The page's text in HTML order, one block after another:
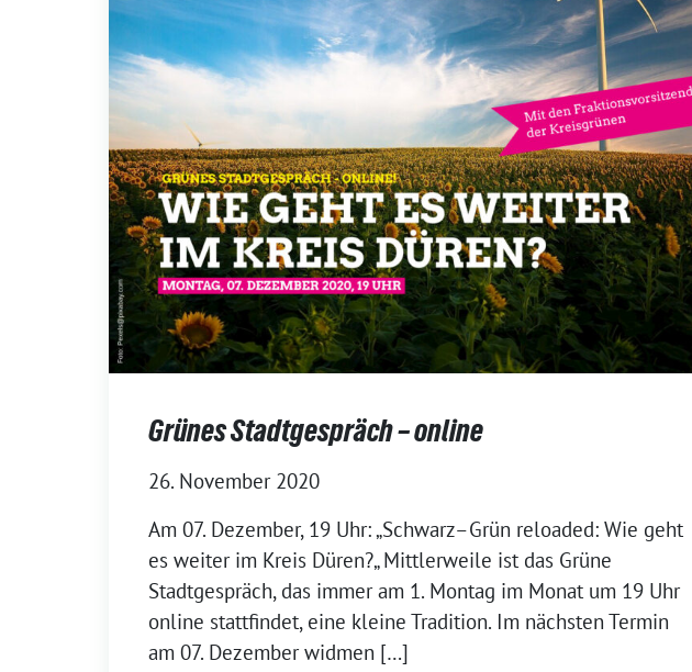
Grünes Stadtgespräch – online
26. November 2020
Am 07. Dezember, 19 Uhr: „Schwarz–Grün reloaded: Wie geht
es weiter im Kreis Düren?„ Mittlerweile ist das Grüne
Stadtgespräch, das immer am 1. Montag im Monat um 19 Uhr
online stattfindet, eine kleine Tradition. Im nächsten Termin
am 07. Dezember widmen […]